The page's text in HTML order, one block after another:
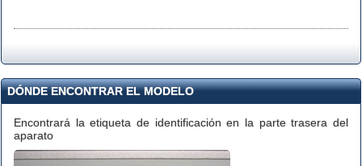
DÓNDE ENCONTRAR EL MODELO
Encontrará la etiqueta de identificación en la parte trasera del
aparato